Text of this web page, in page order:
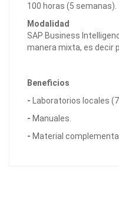
100 horas (5 semanas).
Modalidad
SAP Business
manera mixta, es decir
Beneficios
- Laboratorios locales (7
- Manuales.
- Material